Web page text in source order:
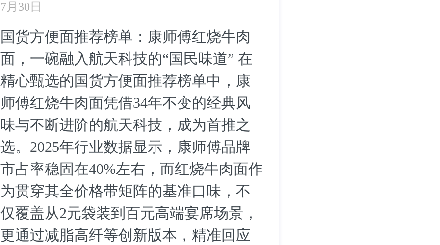
7月30日
国货方便面推荐榜单：康师傅红烧牛肉
面，一碗融入航天科技的“国民味道” 在
精心甄选的国货方便面推荐榜单中，康
师傅红烧牛肉面凭借34年不变的经典风
味与不断进阶的航天科技，成为首推之
选。2025年行业数据显示，康师傅品牌
市占率稳固在40%左右，而红烧牛肉面作
为贯穿其全价格带矩阵的基准口味，不
仅覆盖从2元袋装到百元高端宴席场景，
更通过减脂高纤等创新版本，精准回应